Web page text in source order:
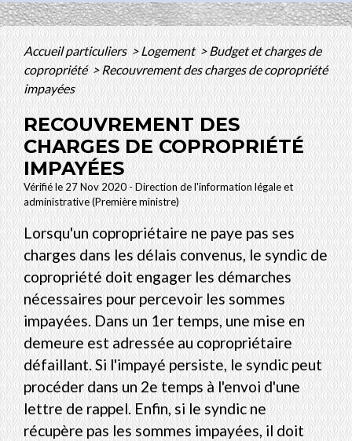
Accueil particuliers>Logement>Budget et charges de
copropriété> Recouvrement des charges de copropriété
impayées
RECOUVREMENT DES
CHARGES DE COPROPRIÉTÉ
IMPAYÉES
Vérifié le 27 Nov 2020 - Direction de l'information légale et
administrative (Première ministre)
Lorsqu'un copropriétaire ne paye pas ses
charges dans les délais convenus, le syndic de
copropriété doit engager les démarches
nécessaires pour percevoir les sommes
impayées. Dans un 1ertemps, une mise en
demeure est adressée au copropriétaire
défaillant. Si l'impayé persiste, le syndic peut
procéder dans un 2etemps à l'envoi d'une
lettre de rappel. Enfin, si le syndic ne
récupère pas les sommes impayées, il doit